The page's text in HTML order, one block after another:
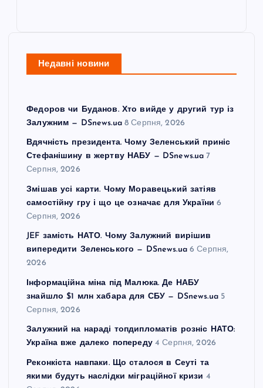
Недавні новини
Федоров чи Буданов. Хто вийде у другий тур із
Залужним — DSnews.ua 8 Серпня, 2026
Вдячність президента. Чому Зеленський приніс
Стефанішину в жертву НАБУ — DSnews.ua 7
Серпня, 2026
Змішав усі карти. Чому Моравецький затіяв
самостійну гру і що це означає для України 6
Серпня, 2026
JEF замість НАТО. Чому Залужний вирішив
випередити Зеленського — DSnews.ua 6 Серпня,
2026
Інформаційна міна під Малюка. Де НАБУ
знайшло $1 млн хабара для СБУ — DSnews.ua 5
Серпня, 2026
Залужний на нараді топдипломатів розніс НАТО:
Україна вже далеко попереду 4 Серпня, 2026
Реконкіста навпаки. Що сталося в Сеуті та
якими будуть наслідки міграційної кризи 4